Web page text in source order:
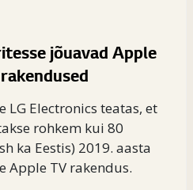
jõuavad Apple
LG Electronics teatas, et
rohkem kui 80
ka Eestis) 2019. aasta
Apple TV rakendus.